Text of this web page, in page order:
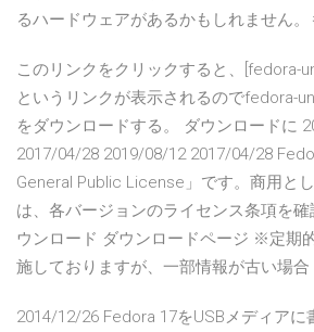
るハードウェアがあるかもしれません
このリンクをクリックすると、[fedora-
というリンクが表示されるのでfedora-
をダウンロードする。 ダウンロードに
2017/04/28 2019/08/12 2017/04/28
General Public License」です。商用と
は、各バージョンのライセンス条項を
ウンロード ダウンロードページ ※定期
施しておりますが、一部情報が古い場
2014/12/26 Fedora 17をUSBメディア